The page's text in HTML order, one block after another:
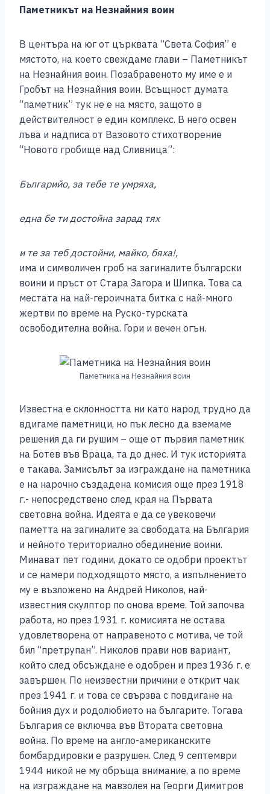
Паметникът на Незнайния воин
В центъра на юг от църквата “Света София” е
мястото, на което свеждаме глави – Паметникът
на Незнайния воин. Позабравеното му име е и
Гробът на Незнайния воин. Всъщност думата
“паметник” тук не е на място, защото в
действителност е един комплекс. В него освен
лъва и надписа от Вазовото стихотворение
“Новото гробище над Сливница”:
Българийо, за тебе те умряха,
една бе ти достойна зарад тях
и те за теб достойни, майко, бяха!,
има и символичен гроб на загиналите български
воини и пръст от Стара Загора и Шипка. Това са
местата на най-героичната битка с най-много
жертви по време на Руско-турската
освободителна война. Гори и вечен огън.
Паметника на Незнайния воин
Известна е склонността ни като народ трудно да
вдигаме паметници, но пък лесно да вземаме
решения да ги рушим – още от първия паметник
на Ботев във Враца, та до днес. И тук историята
е такава. Замисълът за изграждане на паметника
е на нарочно създадена комисия още през 1918
г.- непосредствено след края на Първата
световна война. Идеята е да се увековечи
паметта на загиналите за свободата на България
и нейното териториално обединение воини.
Минават пет години, докато се одобри проектът
и се намери подходящото място, а изпълнението
му е възложено на Андрей Николов, най-
известния скулптор по онова време. Той започва
работа, но през 1931 г. комисията не остава
удовлетворена от направеното с мотива, че той
бил “претрупан”. Николов прави нов вариант,
който след обсъждане е одобрен и през 1936 г. е
завършен. По неизвестни причини е открит чак
през 1941 г. и това се свързва с повдигане на
бойния дух и родолюбието на българите. Тогава
България се включва във Втората световна
война. По време на англо-американските
бомбардировки е разрушен. След 9 септември
1944 никой не му обръща внимание, а по време
на изграждане на мавзолея на Георги Димитров